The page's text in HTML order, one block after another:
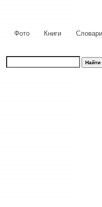
Фото Книги Словари